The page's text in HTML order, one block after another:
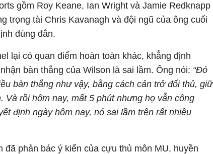
gồm Roy Keane, Ian Wright và Jamie Redknapp
trọng tài Chris Kavanagh và đội ngũ của ông cuối
đúng đắn.
lại có quan điểm hoàn toàn khác, khẳng định
bàn thắng của Wilson là sai lầm. Ông nói: “Đó
bàn thắng như vậy, bằng cách cản trở đối thủ, giữ
Và rồi hôm nay, mất 5 phút nhưng họ vẫn công
định ngày hôm nay, nó sai lầm trên rất nhiều
đã phản bác ý kiến của cựu thủ môn MU, huyền